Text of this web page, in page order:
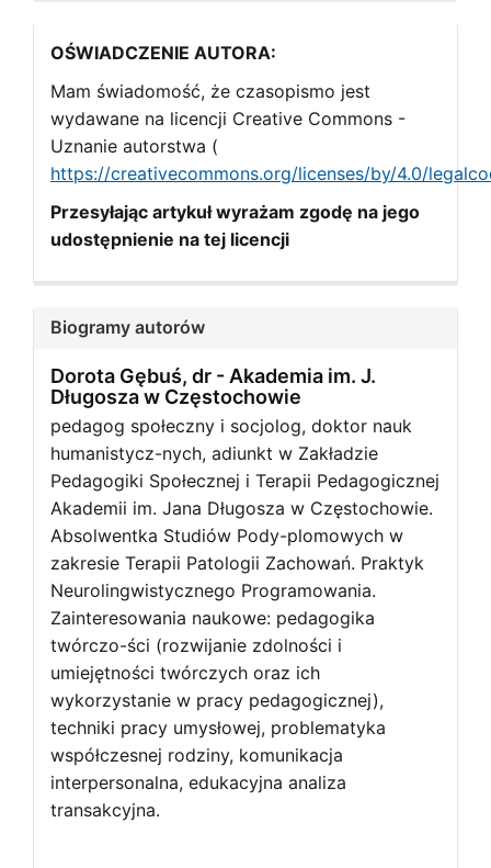
OŚWIADCZENIE AUTORA:
Mam świadomość, że czasopismo jest
wydawane na licencji Creative Commons -
Uznanie autorstwa (
https://creativecommons.org/licenses/by/4.0/
Przesyłając artykuł wyrażam zgodę na jego
udostępnienie na tej licencji
Biogramy autorów
Dorota Gębuś, dr - Akademia im. J.
Długosza w Częstochowie
pedagog społeczny i socjolog, doktor nauk
humanistycz-nych, adiunkt w Zakładzie
Pedagogiki Społecznej i Terapii Pedagogicznej
Akademii im. Jana Długosza w Częstochowie.
Absolwentka Studiów Pody-plomowych w
zakresie Terapii Patologii Zachowań. Praktyk
Neurolingwistycznego Programowania.
Zainteresowania naukowe: pedagogika
twórczo-ści (rozwijanie zdolności i
umiejętności twórczych oraz ich
wykorzystanie w pracy pedagogicznej),
techniki pracy umysłowej, problematyka
współczesnej rodziny, komunikacja
interpersonalna, edukacyjna analiza
transakcyjna.